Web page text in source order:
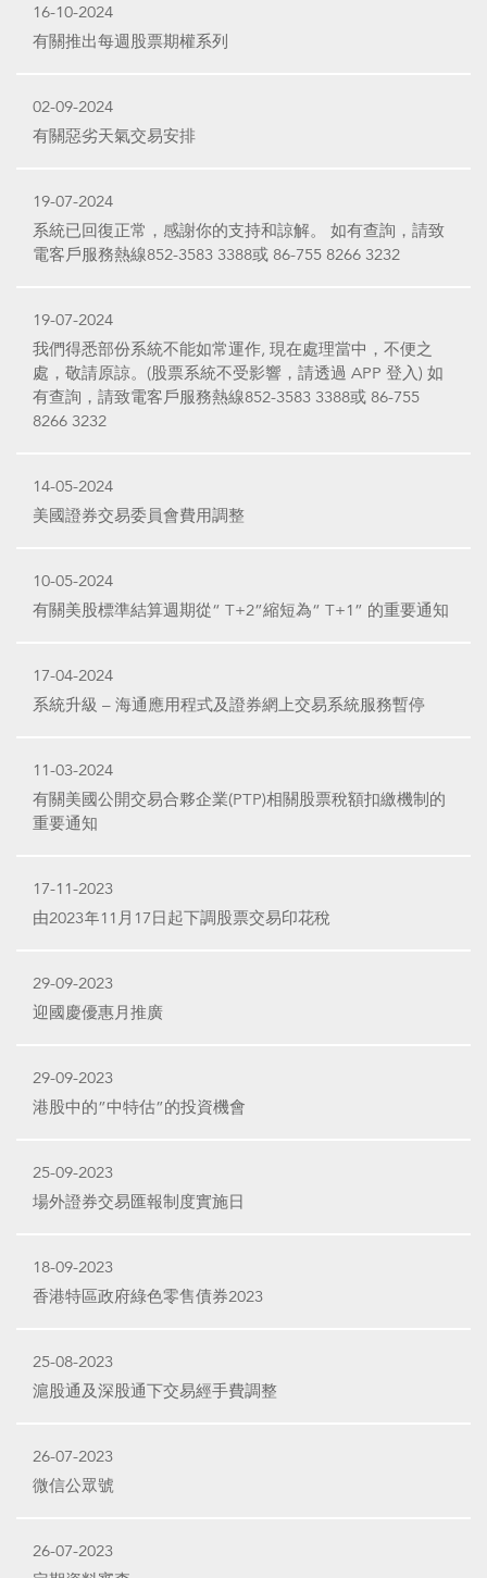
16-10-2024
有關推出每週股票期權系列
02-09-2024
有關惡劣天氣交易安排
19-07-2024
系統已回復正常，感謝你的支持和諒解。 如有查詢，請致
電客戶服務熱線852-3583 3388或 86-755 8266 3232
19-07-2024
我們得悉部份系統不能如常運作, 現在處理當中，不便之
處，敬請原諒。(股票系統不受影響，請透過 APP 登入) 如
有查詢，請致電客戶服務熱線852-3583 3388或 86-755
8266 3232
14-05-2024
美國證券交易委員會費用調整
10-05-2024
有關美股標準結算週期從“ T+2”縮短為“ T+1” 的重要通知
17-04-2024
系統升級 – 海通應用程式及證券網上交易系統服務暫停
11-03-2024
有關美國公開交易合夥企業(PTP)相關股票稅額扣繳機制的
重要通知
17-11-2023
由2023年11月17日起下調股票交易印花稅
29-09-2023
迎國慶優惠月推廣
29-09-2023
港股中的”中特估”的投資機會
25-09-2023
場外證券交易匯報制度實施日
18-09-2023
香港特區政府綠色零售債券2023
25-08-2023
滬股通及深股通下交易經手費調整
26-07-2023
微信公眾號
26-07-2023